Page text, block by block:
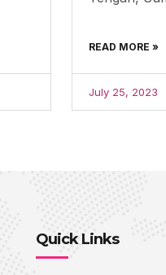
READ MORE »
July 25, 2023
Quick Links